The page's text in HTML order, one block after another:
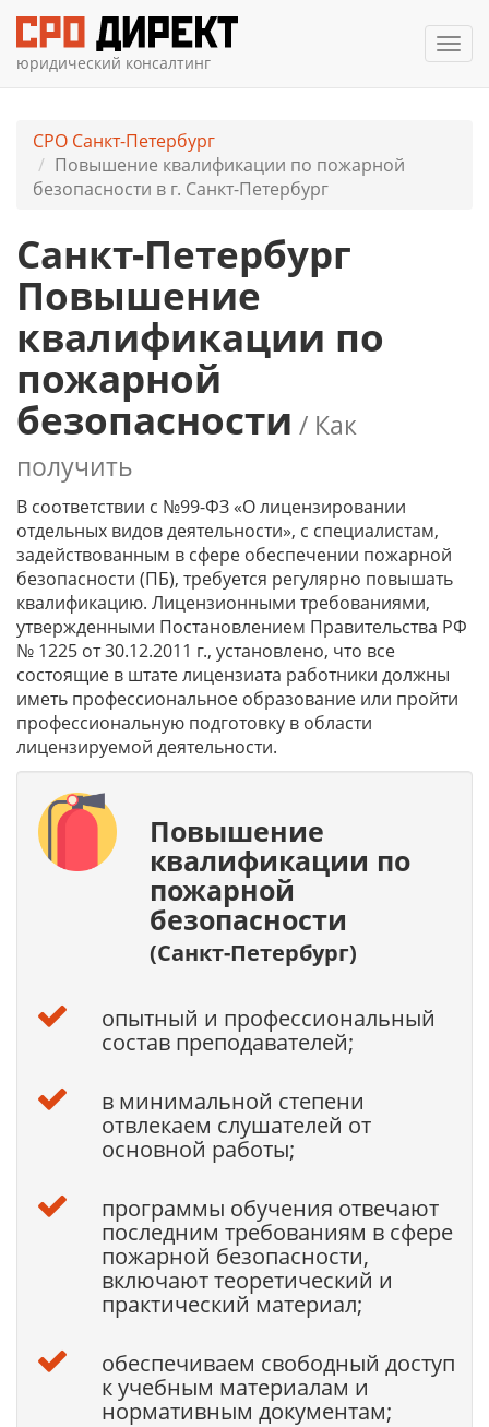
юридический консалтинг
СРО Санкт-Петербург
Повышение квалификации по пожарной
безопасности в г. Санкт-Петербург
Санкт-Петербург
Повышение
квалификации по
пожарной
безопасности / Как
получить
В соответствии с №99-ФЗ «О лицензировании
отдельных видов деятельности», с специалистам,
задействованным в сфере обеспечении пожарной
безопасности (ПБ), требуется регулярно повышать
квалификацию. Лицензионными требованиями,
утвержденными Постановлением Правительства РФ
№ 1225 от 30.12.2011 г., установлено, что все
состоящие в штате лицензиата работники должны
иметь профессиональное образование или пройти
профессиональную подготовку в области
лицензируемой деятельности.
Повышение
квалификации по
пожарной
безопасности
(Санкт-Петербург)
опытный и профессиональный
состав преподавателей;
в минимальной степени
отвлекаем слушателей от
основной работы;
программы обучения отвечают
последним требованиям в сфере
пожарной безопасности,
включают теоретический и
практический материал;
обеспечиваем свободный доступ
к учебным материалам и
нормативным документам;